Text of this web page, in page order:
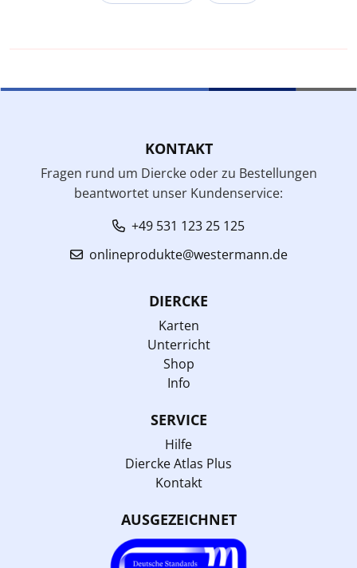
KONTAKT
Fragen rund um Diercke oder zu Bestellungen
beantwortet unser Kundenservice:
+49 531 123 25 125
onlineprodukte@westermann.de
DIERCKE
Karten
Unterricht
Shop
Info
SERVICE
Hilfe
Diercke Atlas Plus
Kontakt
AUSGEZEICHNET